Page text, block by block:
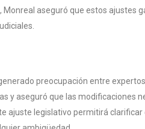
aseguró que estos ajustes
preocupación entre
y aseguró que las modificaciones
ajuste legislativo permitirá clarificar